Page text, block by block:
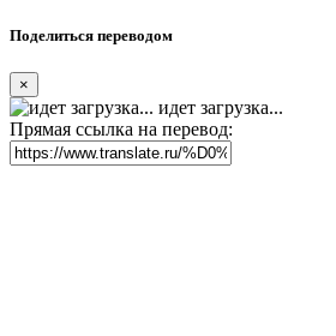
Поделиться переводом
×
идет загрузка...
Прямая ссылка на перевод: